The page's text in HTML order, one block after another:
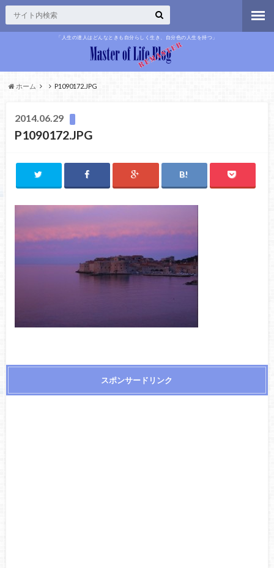
「人生の達人はどんなときも自分らしく生き、自分色の人生を持つ」
ホーム P1090172.JPG
2014.06.29
P1090172.JPG
スポンサードリンク